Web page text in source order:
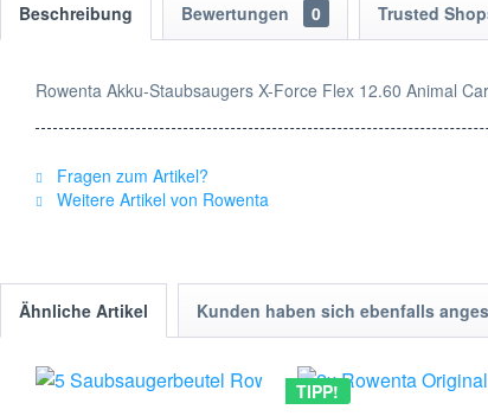
Beschreibung Bewertungen 0 Trusted
Rowenta Akku-Staubsaugers X-Force Flex 12.60 Animal
Fragen zum Artikel?
Weitere Artikel von Rowenta
Ähnliche Artikel Kunden haben sich ebenfalls
TIPP!